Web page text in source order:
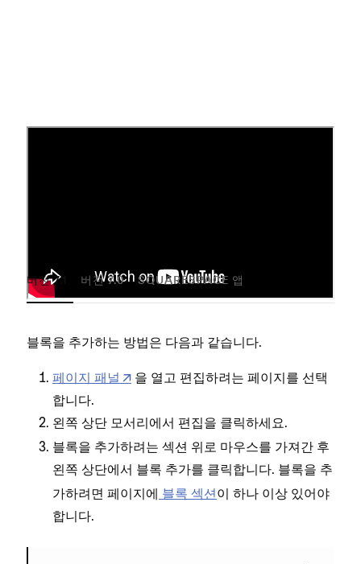
버전 7.1 버전 7.0 SQUARESPACE 앱
블록을 추가하는 방법은 다음과 같습니다.
페이지 패널
을 열고 편집하려는 페이지를 선택
합니다.
왼쪽 상단 모서리에서 편집을 클릭하세요.
블록을 추가하려는 섹션 위로 마우스를 가져간 후
왼쪽 상단에서 블록 추가를 클릭합니다. 블록을 추
가하려면 페이지에 블록 섹션이 하나 이상 있어야
합니다.